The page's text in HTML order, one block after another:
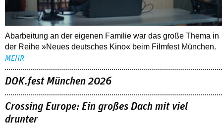
Abarbeitung an der eigenen Familie war das große Thema in
der Reihe »Neues deutsches Kino« beim Filmfest München.
MEHR
DOK.fest München 2026
Crossing Europe: Ein großes Dach mit viel
drunter